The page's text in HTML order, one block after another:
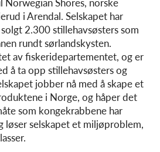
i Arendal. Selskapet har
2.300 stillehavsøsters som
rundt sørlandskysten.
av fiskeridepartementet, og er
å ta opp stillehavsøsters og
jobber nå med å skape et
i Norge, og håper det
som kongekrabbene har
løser selskapet et miljøproblem,